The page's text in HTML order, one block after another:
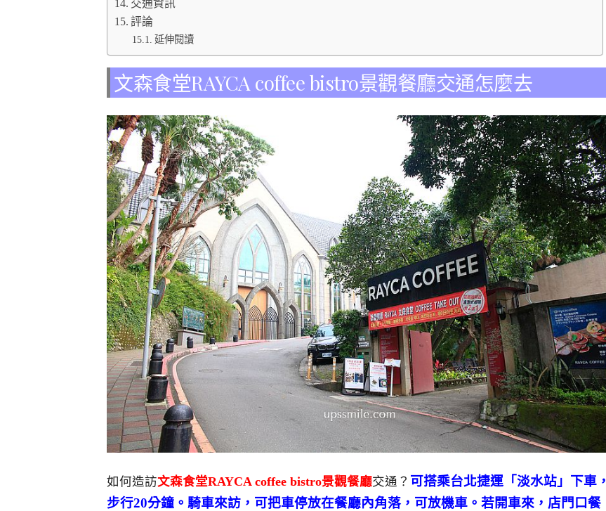
交通資訊
評論
延伸閱讀
文森食堂RAYCA coffee bistro景觀餐廳交通怎麼去
如何造訪文森食堂RAYCA coffee bistro景觀餐廳交通？ 可搭乘台北捷運「淡水站」下車，
步行20分鐘。騎車來訪，可把車停放在餐廳內角落，可放機車。若開車來，店門口餐